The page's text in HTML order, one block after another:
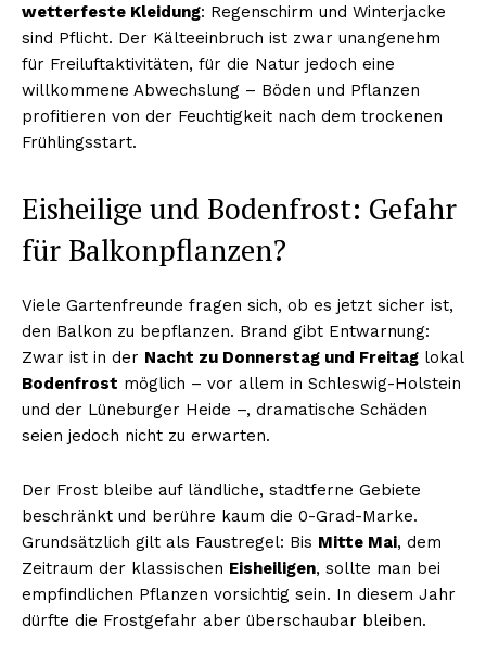
wetterfeste Kleidung: Regenschirm und Winterjacke
sind Pflicht. Der Kälteeinbruch ist zwar unangenehm
für Freiluftaktivitäten, für die Natur jedoch eine
willkommene Abwechslung – Böden und Pflanzen
profitieren von der Feuchtigkeit nach dem trockenen
Frühlingsstart.
Eisheilige und Bodenfrost: Gefahr
für Balkonpflanzen?
Viele Gartenfreunde fragen sich, ob es jetzt sicher ist,
den Balkon zu bepflanzen. Brand gibt Entwarnung:
Zwar ist in der Nacht zu Donnerstag und Freitag lokal
Bodenfrost möglich – vor allem in Schleswig-Holstein
und der Lüneburger Heide –, dramatische Schäden
seien jedoch nicht zu erwarten.
Der Frost bleibe auf ländliche, stadtferne Gebiete
beschränkt und berühre kaum die 0-Grad-Marke.
Grundsätzlich gilt als Faustregel: Bis Mitte Mai, dem
Zeitraum der klassischen Eisheiligen, sollte man bei
empfindlichen Pflanzen vorsichtig sein. In diesem Jahr
dürfte die Frostgefahr aber überschaubar bleiben.